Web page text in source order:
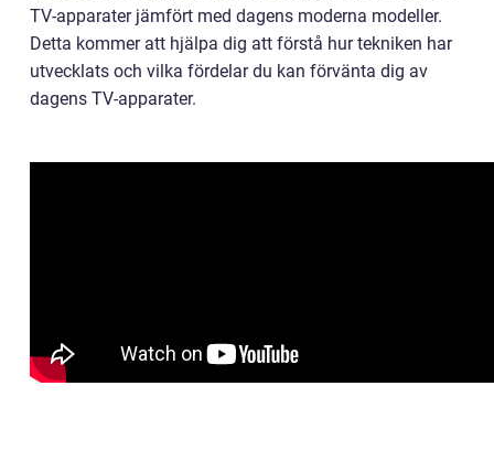
TV-apparater jämfört med dagens moderna modeller.
Detta kommer att hjälpa dig att förstå hur tekniken har
utvecklats och vilka fördelar du kan förvänta dig av
dagens TV-apparater.